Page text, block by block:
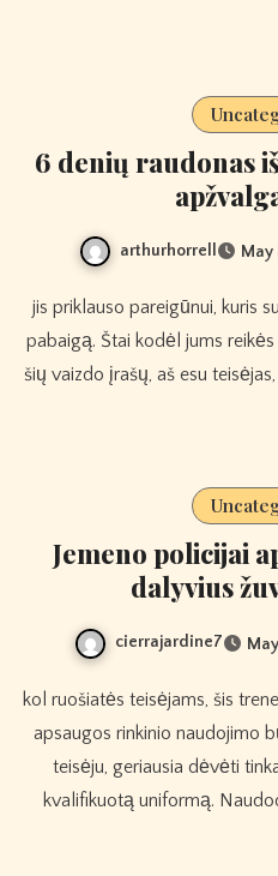
6 denių raudonas
arthurhorrell May
jis priklauso pareigūnui, kuris sustiprina žaidimo pradžią ir net
pabaigą. Štai kodėl jums
šių vaizdo įrašų, aš esu
Jemeno policijai
dalyvius
cierrajardine7
kol ruošiatės teisėjams, šis treneris papasakokite apie kiekvieną
apsaugos rinkinio naudojimo
teisėju, geriausia dėvėti
kvalifikuotą uniformą.